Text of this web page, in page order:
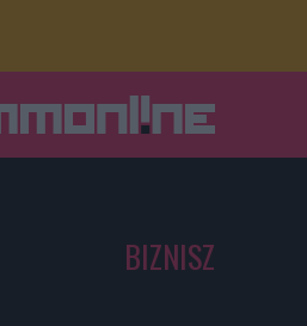
BIZNISZ